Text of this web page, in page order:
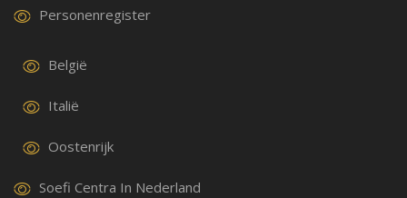
Personenregister
België
Italië
Oostenrijk
Soefi Centra In Nederland